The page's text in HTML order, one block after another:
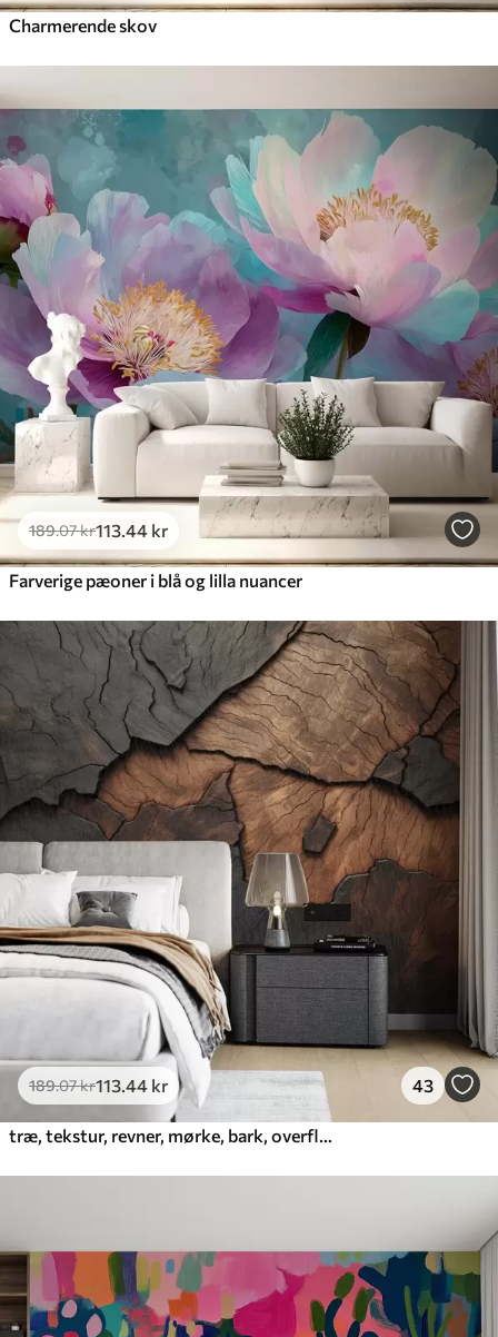
Charmerende skov
189.07kr113 .44 kr
Farverige pæoner i blå og lilla nuancer
189.07kr113 .44 kr 43